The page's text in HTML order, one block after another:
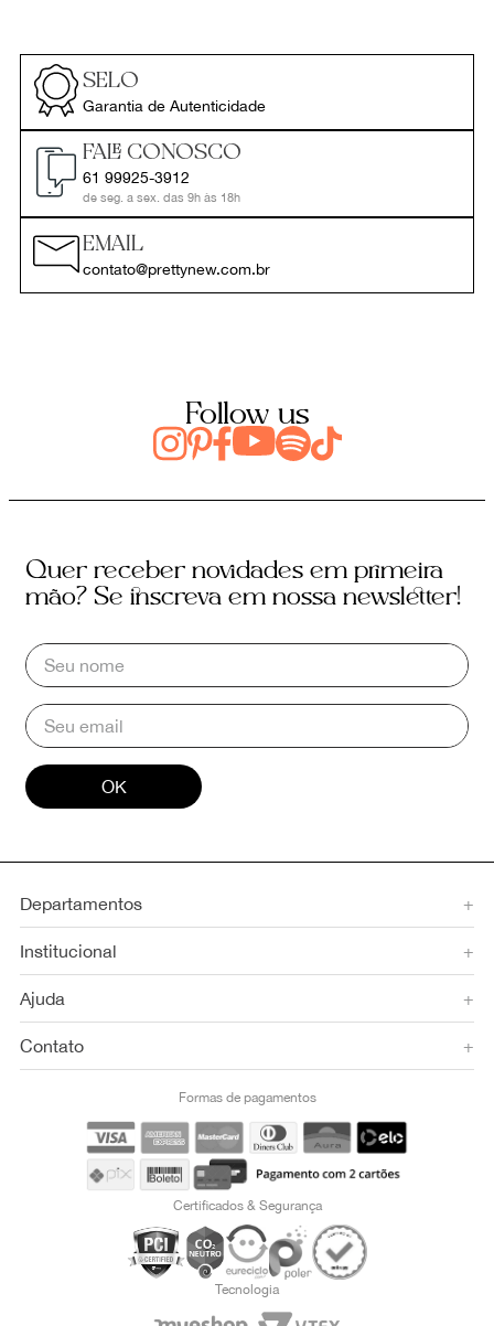
SELO
Garantia de Autenticidade
FALE CONOSCO
61 99925-3912
de seg. a sex. das 9h às 18h
EMAIL
contato@prettynew.com.br
Follow us
Quer receber novidades em primeira
mão? Se inscreva em nossa newsletter!
OK
Departamentos +
Institucional +
Ajuda +
Contato +
Formas de pagamentos
Certificados & Segurança
Tecnologia